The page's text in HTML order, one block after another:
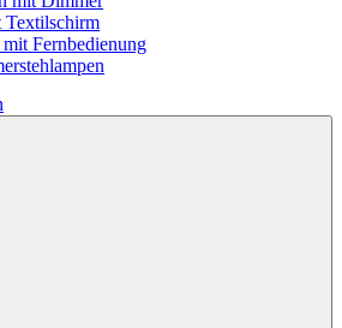
Textilschirm
mit Fernbedienung